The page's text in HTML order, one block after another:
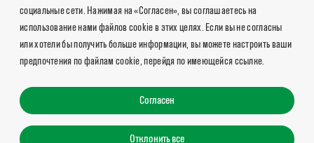
социальные сети. Нажимая на «Согласен», вы соглашаетесь на
использование нами файлов cookie в этих целях. Если вы не согласны
или хотели бы получить больше информации, вы можете настроить ваши
предпочтения по файлам cookie, перейдя по имеющейся ссылке.
Согласен
Отклонить все